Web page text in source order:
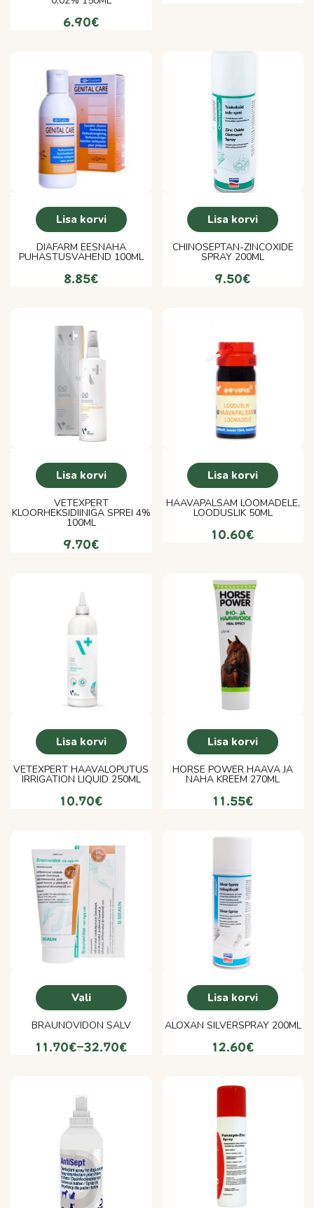
6.90€
Lisa korvi
DIAFARM EESNAHA
PUHASTUSVAHEND 100ML
8.85€
Lisa korvi
CHINOSEPTAN-ZINCOXIDE
SPRAY 200ML
9.50€
Lisa korvi
VETEXPERT
KLOORHEKSIDIINIGA SPREI 4%
100ML
9.70€
Lisa korvi
HAAVAPALSAM LOOMADELE,
LOODUSLIK 50ML
10.60€
Lisa korvi
VETEXPERT HAAVALOPUTUS
IRRIGATION LIQUID 250ML
10.70€
Lisa korvi
HORSE POWER HAAVA JA
NAHA KREEM 270ML
11.55€
Vali
BRAUNOVIDON SALV
11.70€–32.70€
Lisa korvi
ALOXAN SILVERSPRAY 200ML
12.60€